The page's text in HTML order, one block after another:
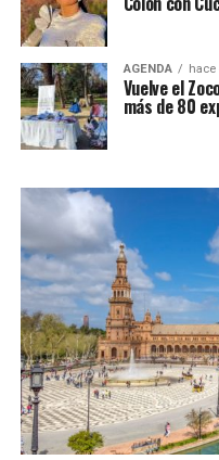
AGENDA hace
Vuelve el
más de 80